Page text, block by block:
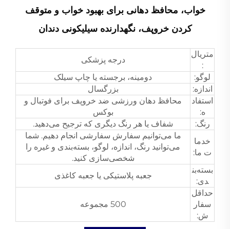
خواب، محافظ دهانی برای بهبود خواب و متوقف
کردن خروپف، نگهدارنده سیلیکونی دندان
متریال
:
درجه پزشکی
لوگو:
دومینه، برجسته یا چاپ سیلک
اندازه:
بزرگسال
استفاد
ه:
محافظ دهان ورزشی ضد خروپف برای فوتبال و
بوکس
رنگ:
شفاف یا هر رنگ دیگری که ترجیح می‌دهید.
خدما
ت ما:
ما می‌توانیم سفارش سفارشی انجام دهیم. شما
می‌توانید رنگ، اندازه، لوگو، بسته‌بندی و غیره را
شخصی‌سازی کنید.
بسته‌بن
دی:
جعبه پلاستیکی یا جعبه کاغذی
حداقل
سفار
ش:
500 مجموعه